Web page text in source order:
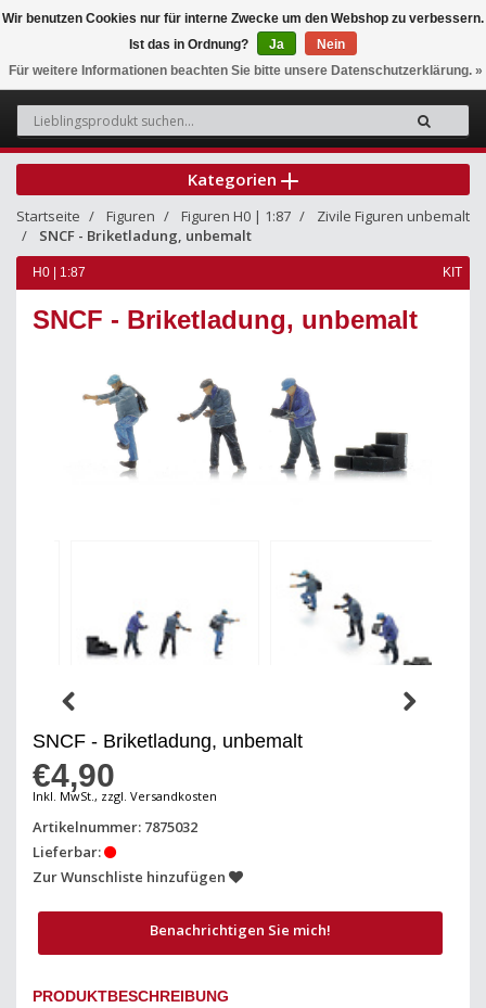
0
Kategorien
Startseite Figuren Figuren H0 | 1:87
Zivile Figuren unbemalt
SNCF - Briketladung, unbemalt
H0 | 1:87 KIT
SNCF - Briketladung, unbemalt
SNCF - Briketladung, unbemalt
€4,90
Inkl. MwSt., zzgl. Versandkosten
Artikelnummer: 7875032
Lieferbar:
Zur Wunschliste hinzufügen
Benachrichtigen Sie mich!
PRODUKTBESCHREIBUNG
Wir benutzen Cookies nur für interne Zwecke um den Webshop zu verbessern.
Ist das in Ordnung?
Ja
Nein
Für weitere Informationen beachten Sie bitte unsere Datenschutzerklärung. »